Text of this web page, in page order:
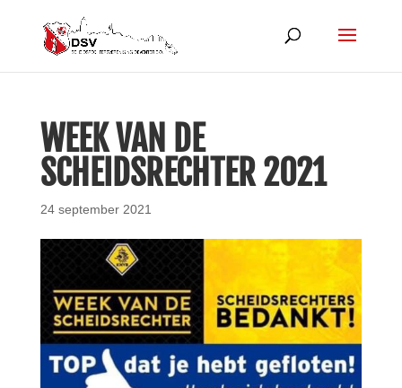
WEEK VAN DE
SCHEIDSRECHTER 2021
24 september 2021